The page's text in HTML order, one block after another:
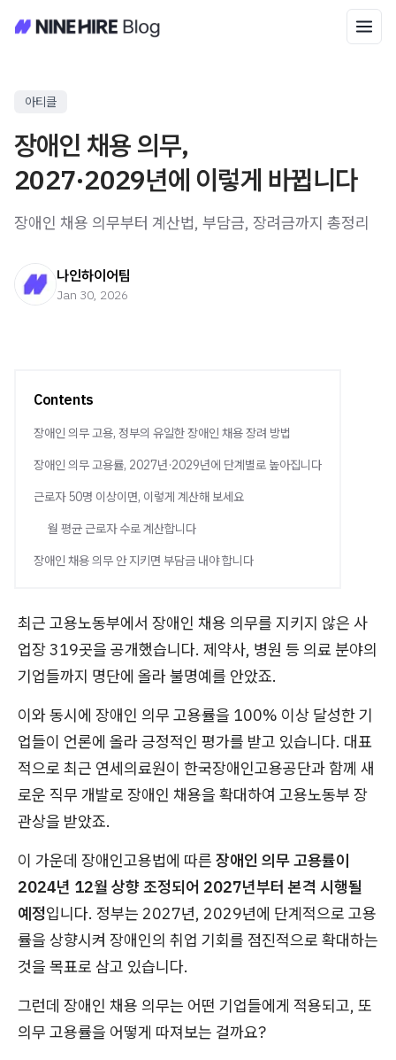
아티클
장애인 채용 의무,
2027·2029년에 이렇게 바뀝니다
장애인 채용 의무부터 계산법, 부담금, 장려금까지 총정리
나인하이어팀
Jan 30, 2026
Contents
장애인 의무 고용, 정부의 유일한 장애인 채용 장려 방법
장애인 의무 고용률, 2027년·2029년에 단계별로 높아집니다
근로자 50명 이상이면, 이렇게 계산해 보세요
월 평균 근로자 수로 계산합니다
장애인 채용 의무 안 지키면 부담금 내야 합니다
최근 고용노동부에서 장애인 채용 의무를 지키지 않은 사
업장 319곳을 공개했습니다. 제약사, 병원 등 의료 분야의
기업들까지 명단에 올라 불명예를 안았죠.
이와 동시에 장애인 의무 고용률을 100% 이상 달성한 기
업들이 언론에 올라 긍정적인 평가를 받고 있습니다. 대표
적으로 최근 연세의료원이 한국장애인고용공단과 함께 새
로운 직무 개발로 장애인 채용을 확대하여 고용노동부 장
관상을 받았죠.
이 가운데 장애인고용법에 따른 장애인 의무 고용률이
2024년 12월 상향 조정되어 2027년부터 본격 시행될
예정입니다. 정부는 2027년, 2029년에 단계적으로 고용
률을 상향시켜 장애인의 취업 기회를 점진적으로 확대하는
것을 목표로 삼고 있습니다.
그런데 장애인 채용 의무는 어떤 기업들에게 적용되고, 또
의무 고용률을 어떻게 따져보는 걸까요?